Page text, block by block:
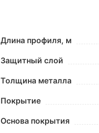
Длина профиля, м
Защитный слой
Толщина металла
Покрытие
Основа покрытия